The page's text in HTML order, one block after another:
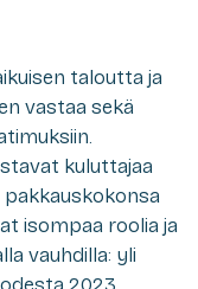
taloutta ja
vastaa sekä
kuluttajaa
isompaa roolia ja
vauhdilla: yli